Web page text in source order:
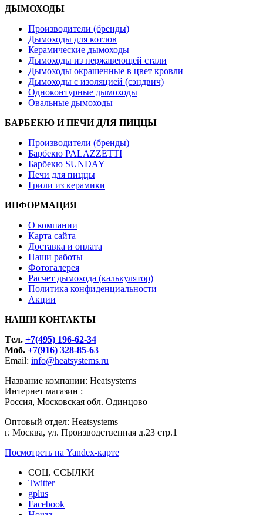
ДЫМОХОДЫ
Производители (бренды)
Дымоходы для котлов
Керамические дымоходы
Дымоходы из нержавеющей стали
Дымоходы окрашенные в цвет кровли
Дымоходы с изоляцией (сэндвич)
Одноконтурные дымоходы
Овальные дымоходы
БАРБЕКЮ И ПЕЧИ ДЛЯ ПИЦЦЫ
Производители (бренды)
Барбекю PALAZZETTI
Барбекю SUNDAY
Печи для пиццы
Грили из керамики
ИНФОРМАЦИЯ
О компании
Карта сайта
Доставка и оплата
Наши работы
Фотогалерея
Расчет дымохода (калькулятор)
Политика конфиденциальности
Акции
НАШИ КОНТАКТЫ
Tел. +7(495) 196-62-34
Моб. +7(916) 328-85-63
Email: info@heatsystems.ru
Название компании: Heatsystems
Интернет магазин :
Россия, Московская обл. Одинцово
Оптовый отдел: Heatsystems
г. Москва, ул. Производственная д.23 стр.1
Посмотреть на Yandex-карте
СОЦ. ССЫЛКИ
Twitter
gplus
Facebook